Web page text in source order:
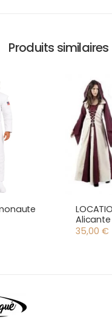
Produits similaires
Alicante
35,00 €